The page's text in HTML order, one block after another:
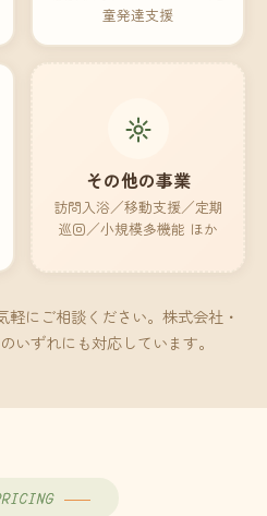
童発達支援
その他の事業
訪問入浴／移動支援／定期
巡回／小規模多機能 ほか
軽にご相談ください。株式会社・
いずれにも対応しています。